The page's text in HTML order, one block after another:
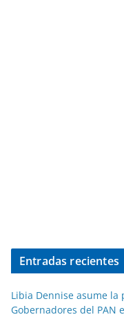
Entradas recientes
Libia Dennise asume la
Gobernadores del PAN